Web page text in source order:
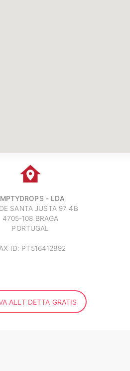
- LDA
SANTA JUSTA 97 4B
4705-108 BRAGA
PORTUGAL
ID: PT516412892
ALLT DETTA GRATIS